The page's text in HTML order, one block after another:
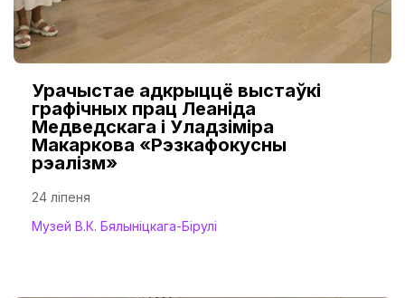
Урачыстае адкрыццё выстаўкі
графічных прац Леаніда
Медведскага і Уладзіміра
Макаркова «Рэзкафокусны
рэалізм»
24 ліпеня
Музей В.К. Бялыніцкага-Бірулі